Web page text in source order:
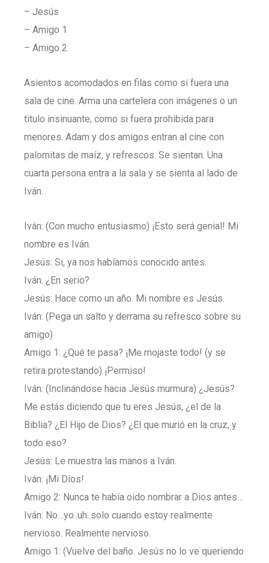
– Jesús
– Amigo 1
– Amigo 2
Asientos acomodados en filas como si fuera una
sala de cine. Arma una cartelera con imágenes o un
titulo insinuante, como si fuera prohibida para
menores. Adam y dos amigos entran al cine con
palomitas de maíz, y refrescos. Se sientan. Una
cuarta persona entra a la sala y se sienta al lado de
Iván.
Iván: (Con mucho entusiasmo) ¡Esto será genial! Mi
nombre es Iván.
Jesús: Si, ya nos habíamos conocido antes.
Iván: ¿En serio?
Jesús: Hace como un año. Mi nombre es Jesús.
Iván: (Pega un salto y derrama su refresco sobre su
amigo)
Amigo 1: ¿Qué te pasa? ¡Me mojaste todo! (y se
retira protestando) ¡Permiso!
Iván: (Inclinándose hacia Jesús murmura) ¿Jesús?
Me estás diciendo que tu eres Jesús, ¿el de la
Biblia? ¿El Hijo de Dios? ¿El que murió en la cruz, y
todo eso?
Jesús: Le muestra las manos a Iván.
Iván: ¡Mi Dios!
Amigo 2: Nunca te había oído nombrar a Dios antes…
Iván: No…yo..uh..solo cuando estoy realmente
nervioso. Realmente nervioso.
Amigo 1: (Vuelve del baño. Jesús no lo ve queriendo